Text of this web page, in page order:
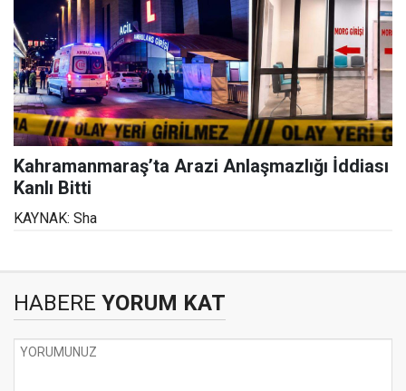
Kahramanmaraş’ta Arazi Anlaşmazlığı İddiası
Kanlı Bitti
KAYNAK: Sha
HABERE YORUM KAT